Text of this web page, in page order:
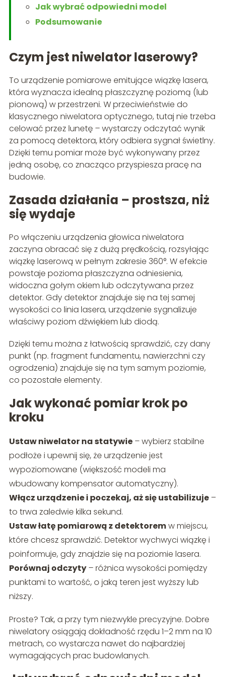
Jak wybrać odpowiedni model
Podsumowanie
Czym jest niwelator laserowy?
To urządzenie pomiarowe emitujące wiązkę lasera,
która wyznacza idealną płaszczyznę poziomą (lub
pionową) w przestrzeni. W przeciwieństwie do
klasycznego niwelatora optycznego, tutaj nie trzeba
celować przez lunetę – wystarczy odczytać wynik
za pomocą detektora, który odbiera sygnał świetlny.
Dzięki temu pomiar może być wykonywany przez
jedną osobę, co znacząco przyspiesza pracę na
budowie.
Zasada działania – prostsza, niż
się wydaje
Po włączeniu urządzenia głowica niwelatora
zaczyna obracać się z dużą prędkością, rozsyłając
wiązkę laserową w pełnym zakresie 360°. W efekcie
powstaje pozioma płaszczyzna odniesienia,
widoczna gołym okiem lub odczytywana przez
detektor. Gdy detektor znajduje się na tej samej
wysokości co linia lasera, urządzenie sygnalizuje
właściwy poziom dźwiękiem lub diodą.
Dzięki temu można z łatwością sprawdzić, czy dany
punkt (np. fragment fundamentu, nawierzchni czy
ogrodzenia) znajduje się na tym samym poziomie,
co pozostałe elementy.
Jak wykonać pomiar krok po
kroku
Ustaw niwelator na statywie– wybierz stabilne
podłoże i upewnij się, że urządzenie jest
wypoziomowane (większość modeli ma
wbudowany kompensator automatyczny).
Włącz urządzenie i poczekaj, aż się ustabilizuje–
to trwa zaledwie kilka sekund.
Ustaw łatę pomiarową z detektoremw miejscu,
które chcesz sprawdzić. Detektor wychwyci wiązkę i
poinformuje, gdy znajdzie się na poziomie lasera.
Porównaj odczyty– różnica wysokości pomiędzy
punktami to wartość, o jaką teren jest wyższy lub
niższy.
Proste? Tak, a przy tym niezwykle precyzyjne. Dobre
niwelatory osiągają dokładność rzędu 1–2 mm na 10
metrach, co wystarcza nawet do najbardziej
wymagających prac budowlanych.